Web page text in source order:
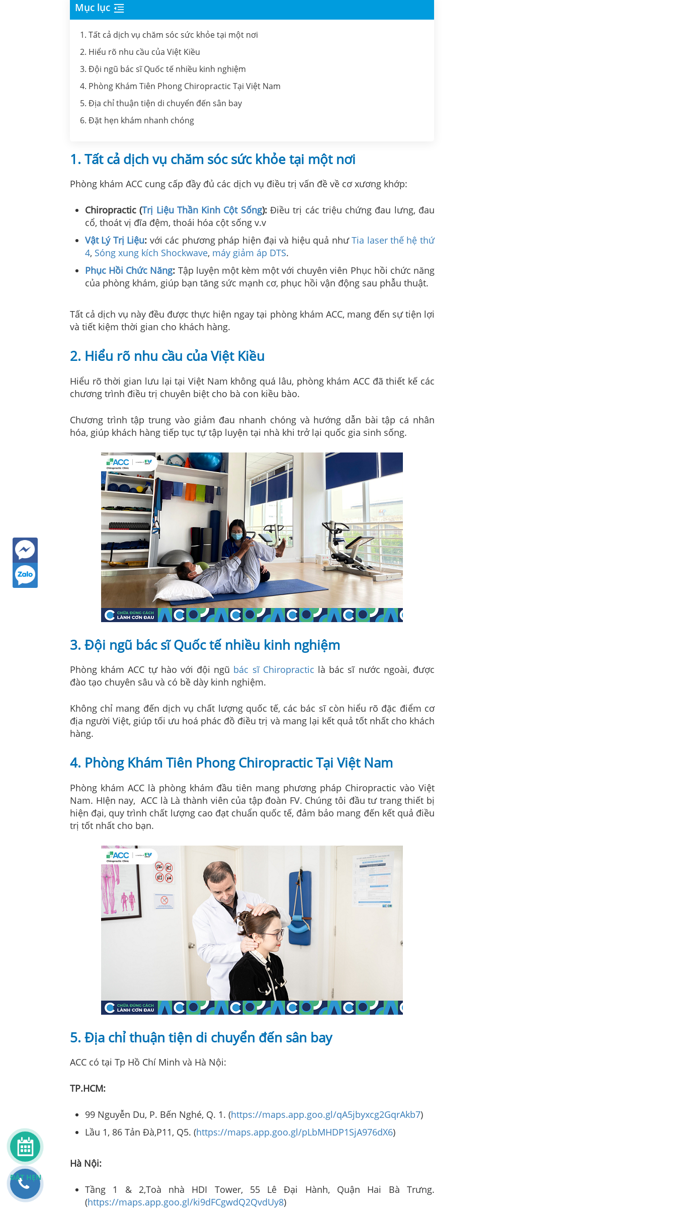
Mục lục
1. Tất cả dịch vụ chăm sóc sức khỏe tại một nơi
2. Hiểu rõ nhu cầu của Việt Kiều
3. Đội ngũ bác sĩ Quốc tế nhiều kinh nghiệm
4. Phòng Khám Tiên Phong Chiropractic Tại Việt Nam
5. Địa chỉ thuận tiện di chuyển đến sân bay
6. Đặt hẹn khám nhanh chóng
1. Tất cả dịch vụ chăm sóc sức khỏe tại một nơi
Phòng khám ACC cung cấp đầy đủ các dịch vụ điều trị vấn đề về cơ xương khớp:
Chiropractic (Trị Liệu Thần Kinh Cột Sống):Điều trị các triệu chứng đau lưng, đau
cổ, thoát vị đĩa đệm, thoái hóa cột sống v.v
Vật Lý Trị Liệu: với các phương pháp hiện đại và hiệu quả nhưTia laser thế hệ thứ
4, Sóng xung kích Shockwave, máy giảm áp DTS.
Phục Hồi Chức Năng: Tập luyện một kèm một với chuyên viên Phục hồi chức năng
của phòng khám, giúp bạn tăng sức mạnh cơ, phục hồi vận động sau phẫu thuật.
Tất cả dịch vụ này đều được thực hiện ngay tại phòng khám ACC, mang đến sự tiện lợi
và tiết kiệm thời gian cho khách hàng.
2. Hiểu rõ nhu cầu của Việt Kiều
Hiểu rõ thời gian lưu lại tại Việt Nam không quá lâu, phòng khám ACC đã thiết kế các
chương trình điều trị chuyên biệt cho bà con kiều bào.
Chương trình tập trung vào giảm đau nhanh chóng và hướng dẫn bài tập cá nhân
hóa, giúp khách hàng tiếp tục tự tập luyện tại nhà khi trở lại quốc gia sinh sống.
3. Đội ngũ bác sĩ Quốc tế nhiều kinh nghiệm
Phòng khám ACC tự hào với đội ngũ bác sĩ Chiropractic là bác sĩ nước ngoài, được
đào tạo chuyên sâu và có bề dày kinh nghiệm.
Không chỉ mang đến dịch vụ chất lượng quốc tế, các bác sĩ còn hiểu rõ đặc điểm cơ
địa người Việt, giúp tối ưu hoá phác đồ điều trị và mang lại kết quả tốt nhất cho khách
hàng.
4. Phòng Khám Tiên Phong Chiropractic Tại Việt Nam
Phòng khám ACC là phòng khám đầu tiên mang phương pháp Chiropractic vào Việt
Nam. HIện nay, ACC là Là thành viên của tập đoàn FV. Chúng tôi đầu tư trang thiết bị
hiện đại, quy trình chất lượng cao đạt chuẩn quốc tế, đảm bảo mang đến kết quả điều
trị tốt nhất cho bạn.
5. Địa chỉ thuận tiện di chuyển đến sân bay
ACC có tại Tp Hồ Chí Minh và Hà Nội:
TP.HCM:
99 Nguyễn Du, P. Bến Nghé, Q. 1. (https://maps.app.goo.gl/qA5jbyxcg2GqrAkb7)
Lầu 1, 86 Tản Đà,P11, Q5. (https://maps.app.goo.gl/pLbMHDP1SjA976dX6)
Hà Nội:
Tầng 1 & 2,Toà nhà HDI Tower, 55 Lê Đại Hành, Quận Hai Bà Trưng.
(https://maps.app.goo.gl/ki9dFCgwdQ2QvdUy8)
ĐẶT HẸN